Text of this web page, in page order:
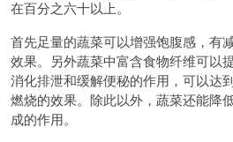
在百分之六十以上。
首先足量的蔬菜可以增强饱腹感，有
效果。另外蔬菜中富含食物纤维可以
消化排泄和缓解便秘的作用，可以达
燃烧的效果。除此以外，蔬菜还能降
成的作用。